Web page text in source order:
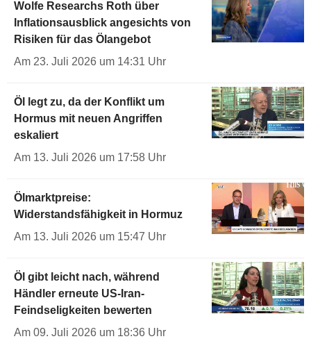
Wolfe Researchs Roth über
Inflationsausblick angesichts von
Risiken für das Ölangebot
Am 23. Juli 2026 um 14:31 Uhr
Öl legt zu, da der Konflikt um
Hormus mit neuen Angriffen
eskaliert
Am 13. Juli 2026 um 17:58 Uhr
Ölmarktpreise:
Widerstandsfähigkeit in Hormuz
Am 13. Juli 2026 um 15:47 Uhr
Öl gibt leicht nach, während
Händler erneute US-Iran-
Feindseligkeiten bewerten
Am 09. Juli 2026 um 18:36 Uhr